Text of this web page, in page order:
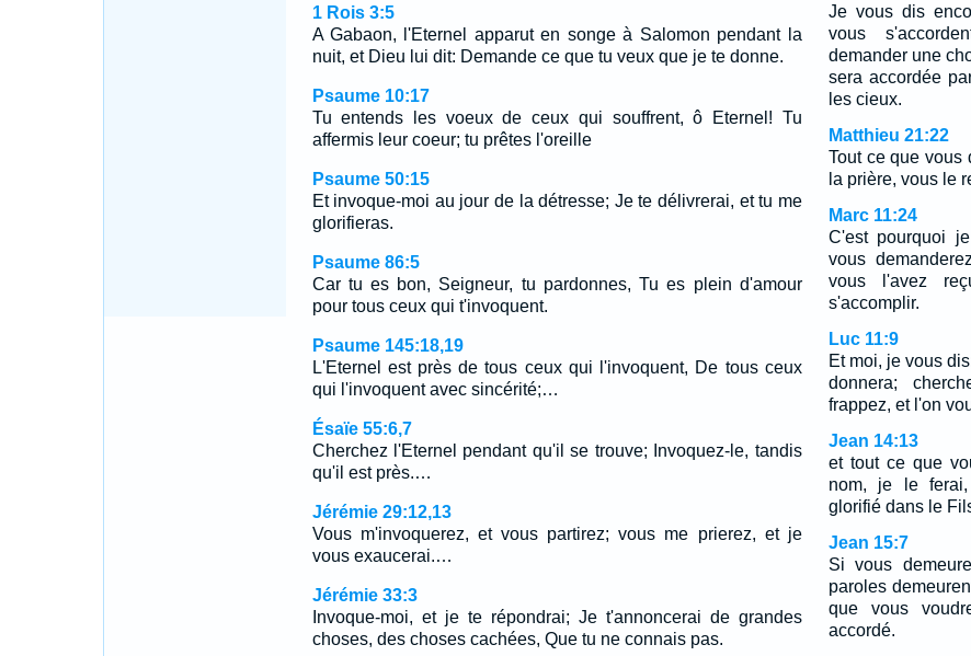
1 Rois 3:5
A Gabaon, l'Eternel apparut en songe à Salomon pendant la
nuit, et Dieu lui dit: Demande ce que tu veux que je te donne.
Psaume 10:17
Tu entends les voeux de ceux qui souffrent, ô Eternel! Tu
affermis leur coeur; tu prêtes l'oreille
Psaume 50:15
Et invoque-moi au jour de la détresse; Je te délivrerai, et tu me
glorifieras.
Psaume 86:5
Car tu es bon, Seigneur, tu pardonnes, Tu es plein d'amour
pour tous ceux qui t'invoquent.
Psaume 145:18,19
L'Eternel est près de tous ceux qui l'invoquent, De tous ceux
qui l'invoquent avec sincérité;…
Ésaïe 55:6,7
Cherchez l'Eternel pendant qu'il se trouve; Invoquez-le, tandis
qu'il est près.…
Jérémie 29:12,13
Vous m'invoquerez, et vous partirez; vous me prierez, et je
vous exaucerai.…
Jérémie 33:3
Invoque-moi, et je te répondrai; Je t'annoncerai de grandes
choses, des choses cachées, Que tu ne connais pas.
Je vous dis
vous
demander une
sera accordée
les cieux.
Matthieu 21:22
Tout ce que vous
la prière, vous le
Marc 11:24
C'est pourquoi
vous
vous l'avez
s'accomplir.
Luc 11:9
Et moi, je vous
donnera;
frappez, et l'on
Jean 14:13
et tout ce que
nom, je le
glorifié dans le
Jean 15:7
Si vous
paroles
que vous
accordé.